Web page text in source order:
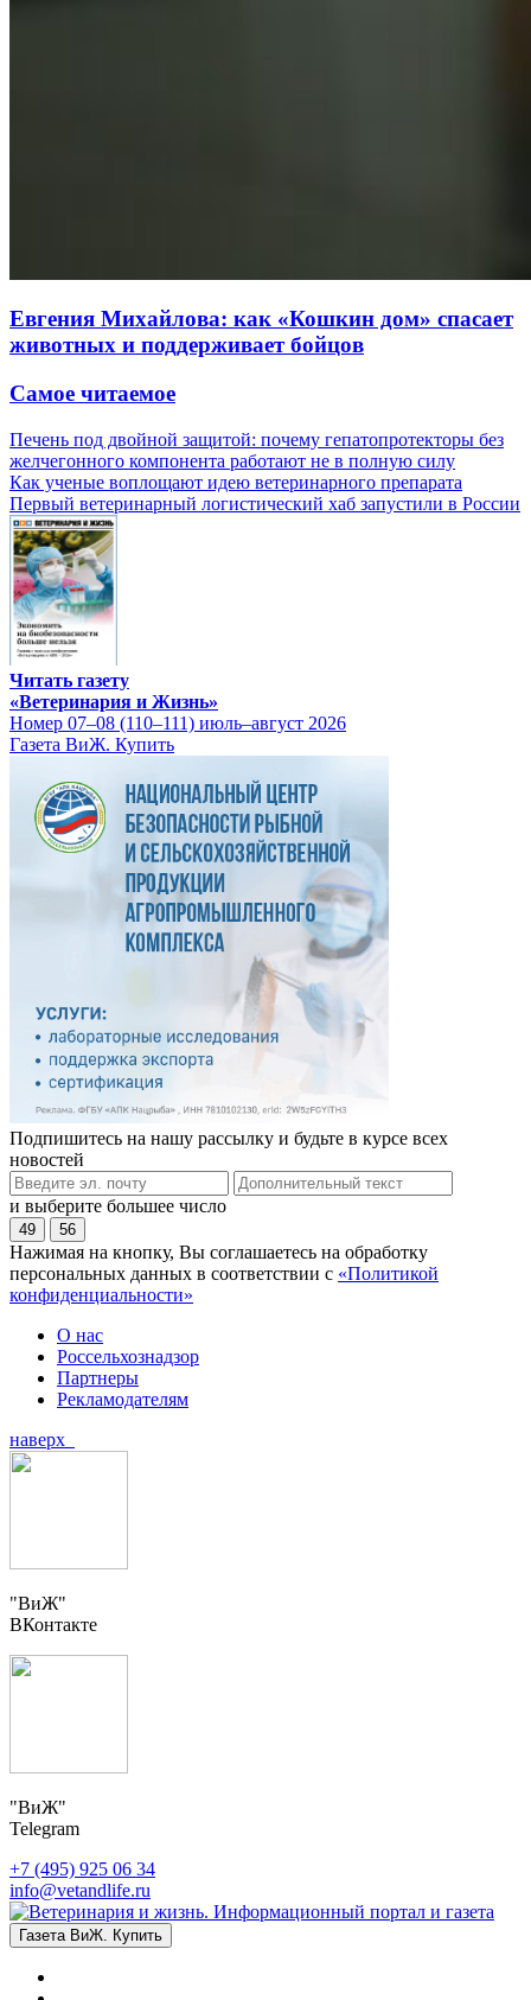
Евгения Михайлова: как «Кошкин дом» спасает
животных и поддерживает бойцов
Самое читаемое
Печень под двойной защитой: почему гепатопротекторы без
желчегонного компонента работают не в полную силу
Как ученые воплощают идею ветеринарного препарата
Первый ветеринарный логистический хаб запустили в России
Читать газету
«Ветеринария и Жизнь»
Номер 07–08 (110–111) июль–август 2026
Газета ВиЖ. Купить
Подпишитесь на нашу рассылку и будьте в курсе всех
новостей
и выберите большее число
49 56
Нажимая на кнопку, Вы соглашаетесь на обработку
персональных данных в соответствии с «Политикой
конфиденциальности»
О нас
Россельхознадзор
Партнеры
Рекламодателям
наверх
"ВиЖ"
ВКонтакте
"ВиЖ"
Telegram
+7 (495) 925 06 34
info@vetandlife.ru
Газета ВиЖ. Купить